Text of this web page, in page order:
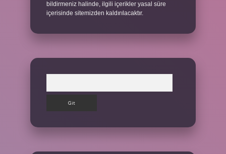
bildirmeniz halinde, ilgili içerikler yasal süre
içerisinde sitemizden kaldırılacaktır.